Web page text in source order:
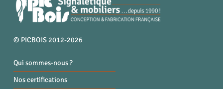
© PICBOIS 2012-2026
Qui sommes-nous ?
Nos certifications